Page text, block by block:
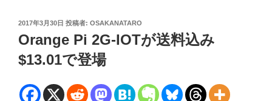
投
稿
日:
2017年3月30日 投稿者: OSAKANATARO
Orange Pi 2G-IOTが送料込み
$13.01で登場